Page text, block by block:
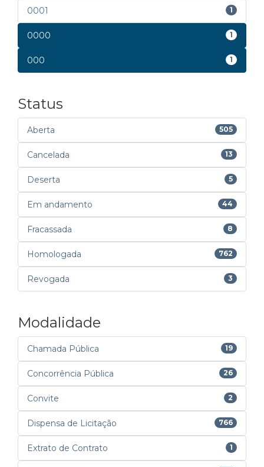
0001 1
0000 1
000 1
Status
Aberta 505
Cancelada 13
Deserta 5
Em andamento 44
Fracassada 8
Homologada 762
Revogada 3
Modalidade
Chamada Pública 19
Concorrência Pública 26
Convite 2
Dispensa de Licitação 766
Extrato de Contrato 1